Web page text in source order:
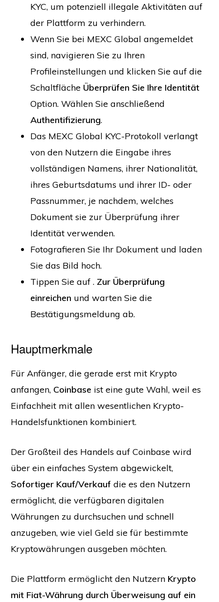
KYC, um potenziell illegale Aktivitäten auf
der Plattform zu verhindern.
Wenn Sie bei MEXC Global angemeldet
sind, navigieren Sie zu Ihren
Profileinstellungen und klicken Sie auf die
Schaltfläche Überprüfen Sie Ihre Identität
Option. Wählen Sie anschließend
Authentifizierung.
Das MEXC Global KYC-Protokoll verlangt
von den Nutzern die Eingabe ihres
vollständigen Namens, ihrer Nationalität,
ihres Geburtsdatums und ihrer ID- oder
Passnummer, je nachdem, welches
Dokument sie zur Überprüfung ihrer
Identität verwenden.
Fotografieren Sie Ihr Dokument und laden
Sie das Bild hoch.
Tippen Sie auf . Zur Überprüfung
einreichen und warten Sie die
Bestätigungsmeldung ab.
Hauptmerkmale
Für Anfänger, die gerade erst mit Krypto
anfangen, Coinbase ist eine gute Wahl, weil es
Einfachheit mit allen wesentlichen Krypto-
Handelsfunktionen kombiniert.
Der Großteil des Handels auf Coinbase wird
über ein einfaches System abgewickelt,
Sofortiger Kauf/Verkauf die es den Nutzern
ermöglicht, die verfügbaren digitalen
Währungen zu durchsuchen und schnell
anzugeben, wie viel Geld sie für bestimmte
Kryptowährungen ausgeben möchten.
Die Plattform ermöglicht den Nutzern Krypto
mit Fiat-Währung durch Überweisung auf ein